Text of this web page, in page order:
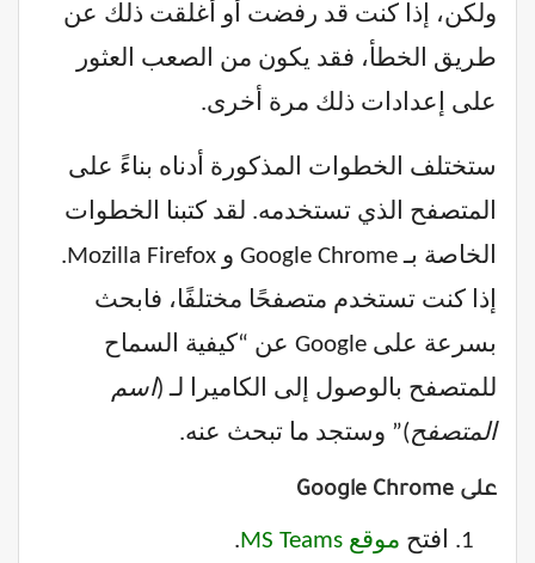
ولكن، إذا كنت قد رفضت أو أغلقت ذلك عن
طريق الخطأ، فقد يكون من الصعب العثور
على إعدادات ذلك مرة أخرى.
ستختلف الخطوات المذكورة أدناه بناءً على
المتصفح الذي تستخدمه. لقد كتبنا الخطوات
الخاصة بـ Google Chrome و Mozilla Firefox.
إذا كنت تستخدم متصفحًا مختلفًا، فابحث
بسرعة على Google عن “كيفية السماح
للمتصفح بالوصول إلى الكاميرا لـ (اسم
المتصفح)” وستجد ما تبحث عنه.
على Google Chrome
افتح موقع MS Teams
.